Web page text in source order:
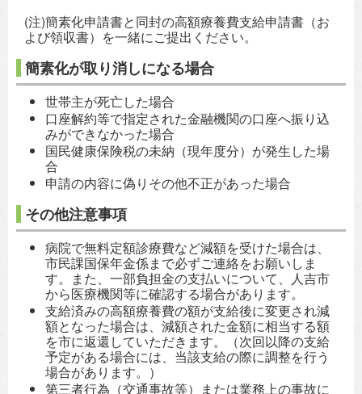
(注)簡素化申請書と同封の高額療養費支給申請書（お
よび領収書）を一緒にご提出ください。
簡素化が取り消しになる場合
世帯主が死亡した場合
口座解約等で指定された金融機関の口座へ振り込
みができなかった場合
国民健康保険税の未納（現年度分）が発生した場
合
申請の内容に偽りその他不正があった場合
その他注意事項
病院で無料定額診療費など減額を受けた場合は、
市民課国保年金係まで必ずご連絡をお願いしま
す。また、一部負担金の支払いについて、人吉市
から医療機関等に確認する場合があります。
支給済みの高額療養費の額が支給後に変更され減
額となった場合は、減額された金額に相当する額
を市に返還していただきます。（次回以降の支給
予定がある場合には、当該支給の際に調整を行う
場合があります。）
第三者行為（交通事故等）または業務上の事故に